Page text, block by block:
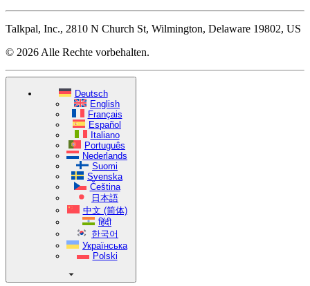
Talkpal, Inc., 2810 N Church St, Wilmington, Delaware 19802, US
© 2026 Alle Rechte vorbehalten.
Deutsch
English
Français
Español
Italiano
Português
Nederlands
Suomi
Svenska
Čeština
日本語
中文 (简体)
हिंदी
한국어
Українська
Polski